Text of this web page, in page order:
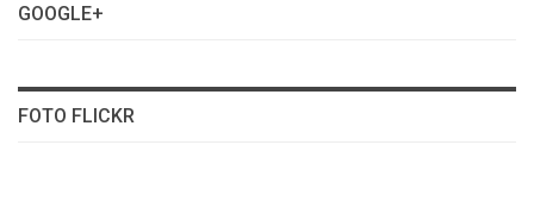
GOOGLE+
FOTO FLICKR